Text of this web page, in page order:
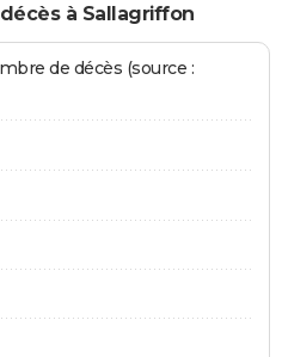
à Sallagriffon
de décès (source :